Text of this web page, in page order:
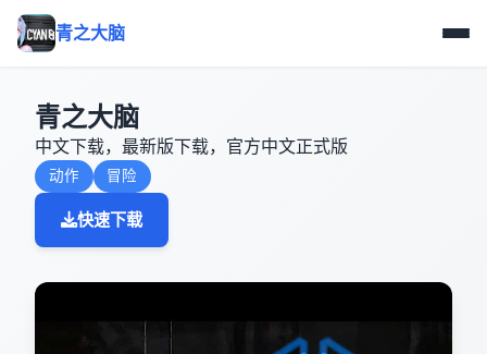
青之大脑
青之大脑
中文下载，最新版下载，官方中文正式版
动作 冒险
快速下载